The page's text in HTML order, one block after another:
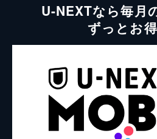
U-NEXTなら毎月
ずっとお